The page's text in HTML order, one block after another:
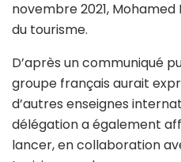
novembre 2021,
du tourisme.
D’après un communiqué
groupe français aurait
d’autres enseignes
délégation a également
lancer, en collaboration